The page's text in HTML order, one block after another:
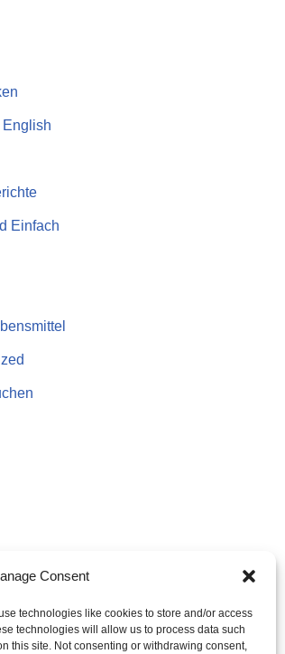
Consent
technologies like cookies to store and/or access
technologies will allow us to process data such
this site. Not consenting or withdrawing consent,
English
Einfach